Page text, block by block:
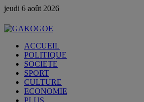
jeudi 6 août 2026
ACCUEIL
POLITIQUE
SOCIETE
SPORT
CULTURE
ECONOMIE
PLUS